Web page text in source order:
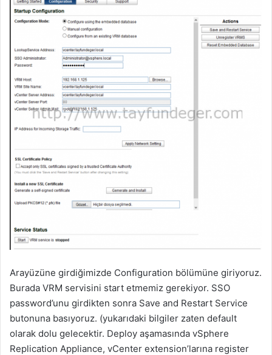
Arayüzüne girdiğimizde Configuration bölümüne giriyoruz.
Burada VRM servisini start etmemiz gerekiyor. SSO
password’unu girdikten sonra Save and Restart Service
butonuna basıyoruz. (yukarıdaki bilgiler zaten default
olarak dolu gelecektir. Deploy aşamasında vSphere
Replication Appliance, vCenter extension’larına register